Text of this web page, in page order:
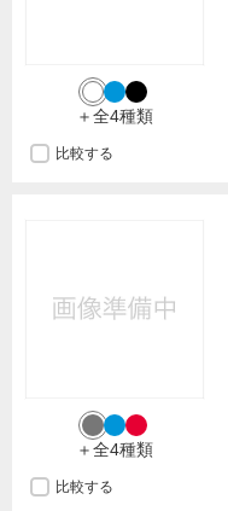
＋全4種類
比較する
＋全4種類
比較する